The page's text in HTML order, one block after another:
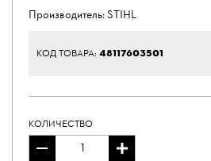
Производитель:STIHL
КОД ТОВАРА: 48117603501
КОЛИЧЕСТВО